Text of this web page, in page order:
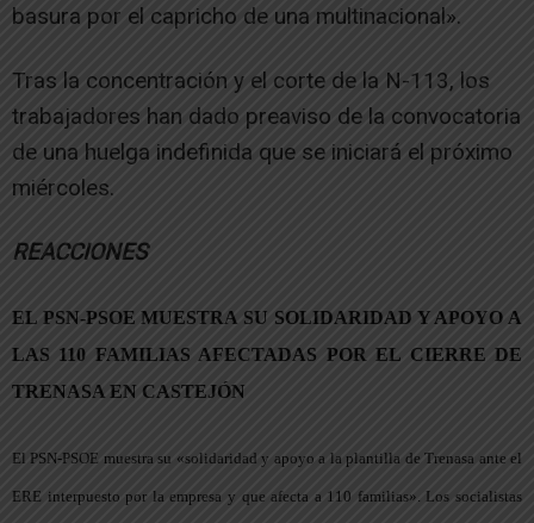
basura por el capricho de una multinacional».
Tras la concentración y el corte de la N-113, los
trabajadores han dado preaviso de la convocatoria
de una huelga indefinida que se iniciará el próximo
miércoles.
REACCIONES
EL PSN-PSOE MUESTRA SU SOLIDARIDAD Y APOYO A
LAS 110 FAMILIAS AFECTADAS POR EL CIERRE DE
TRENASA EN CASTEJÓN
El PSN-PSOE muestra su «solidaridad y apoyo a la plantilla de Trenasa ante el
ERE interpuesto por la empresa y que afecta a 110 familias». Los socialistas